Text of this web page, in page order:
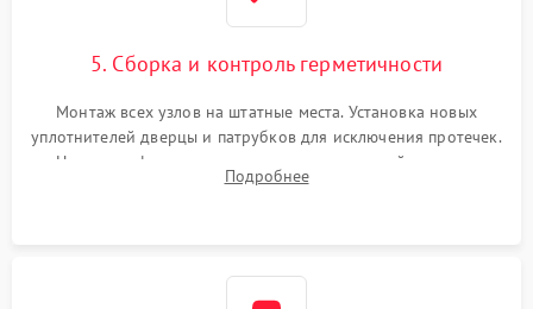
5. Сборка и контроль герметичности
Монтаж всех узлов на штатные места. Установка новых
уплотнителей дверцы и патрубков для исключения протечек.
Надежная фиксация хомутов гидравлической системы,
сборка корпуса и установка датчика поплавка.
Подробнее